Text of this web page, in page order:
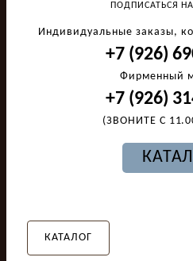
ПОДПИСАТЬСЯ
Индивидуальные заказы,
+7 (926)
Фирменный
+7 (926)
(ЗВОНИТЕ С
КАТАЛОГ